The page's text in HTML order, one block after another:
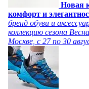
Новая
комфорт и
бренд обуви и
коллекцию сезона
Москве, с 27 по 30